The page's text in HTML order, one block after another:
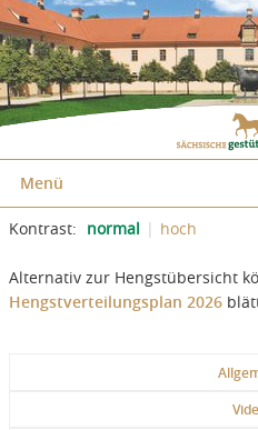
Zum Inhalt springen
Zum Seitenfuß springen
Menü
Kontrast: normal hoch
Alternativ zur Hengstübersicht
Hengstverteilungsplan 2026